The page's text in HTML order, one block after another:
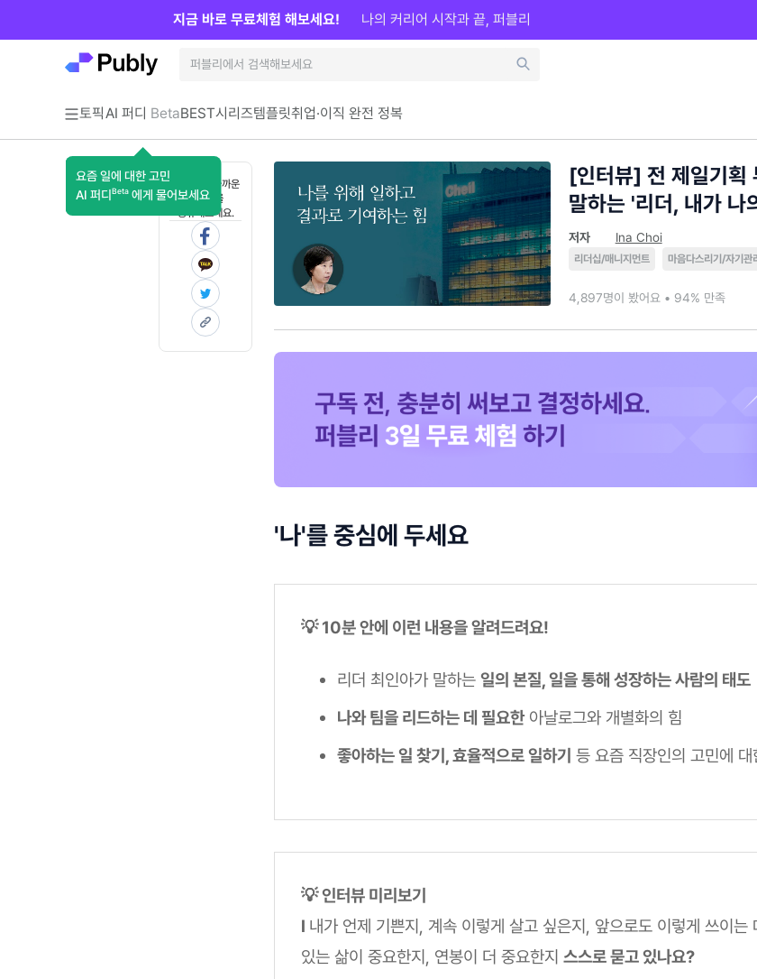
토픽AI 퍼디 Beta
요즘 일에 대한 고민
AI 퍼디 Beta 에게 물어보세요
BEST시리즈템플릿취업·이직 완전 정복
지금 바로 무료체험 해보세요! 나의 커리어 시작과 끝, 퍼블리
혼자 보기 아까운
콘텐츠를
공유해보세요.
[인터뷰] 전 제일기획
말하는 '리더, 내가 나
저자 Ina Choi
리더십/매니지먼트 마음다스리기/자기관
4,897명이 봤어요 • 94% 만족
'나'를 중심에 두세요
💡 10분 안에 이런 내용을 알려드려요!
리더 최인아가 말하는 일의 본질, 일을 통해 성장하는 사람의 태도
나와 팀을 리드하는 데 필요한아날로그와 개별화의 힘
좋아하는 일 찾기, 효율적으로 일하기 등 요즘 직장인의 고민에 대
💡 인터뷰 미리보기
l 내가 언제 기쁜지, 계속 이렇게 살고 싶은지, 앞으로도 이렇게 쓰이는
있는 삶이 중요한지, 연봉이 더 중요한지 스스로 묻고 있나요?